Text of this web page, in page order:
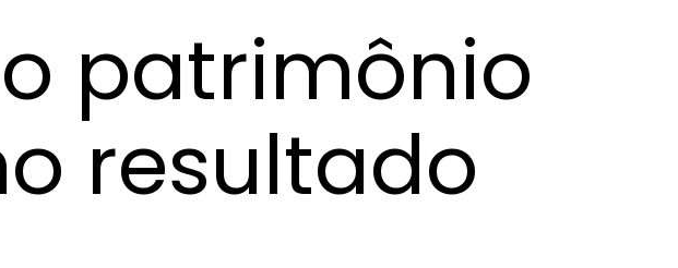
patrimônio
resultado